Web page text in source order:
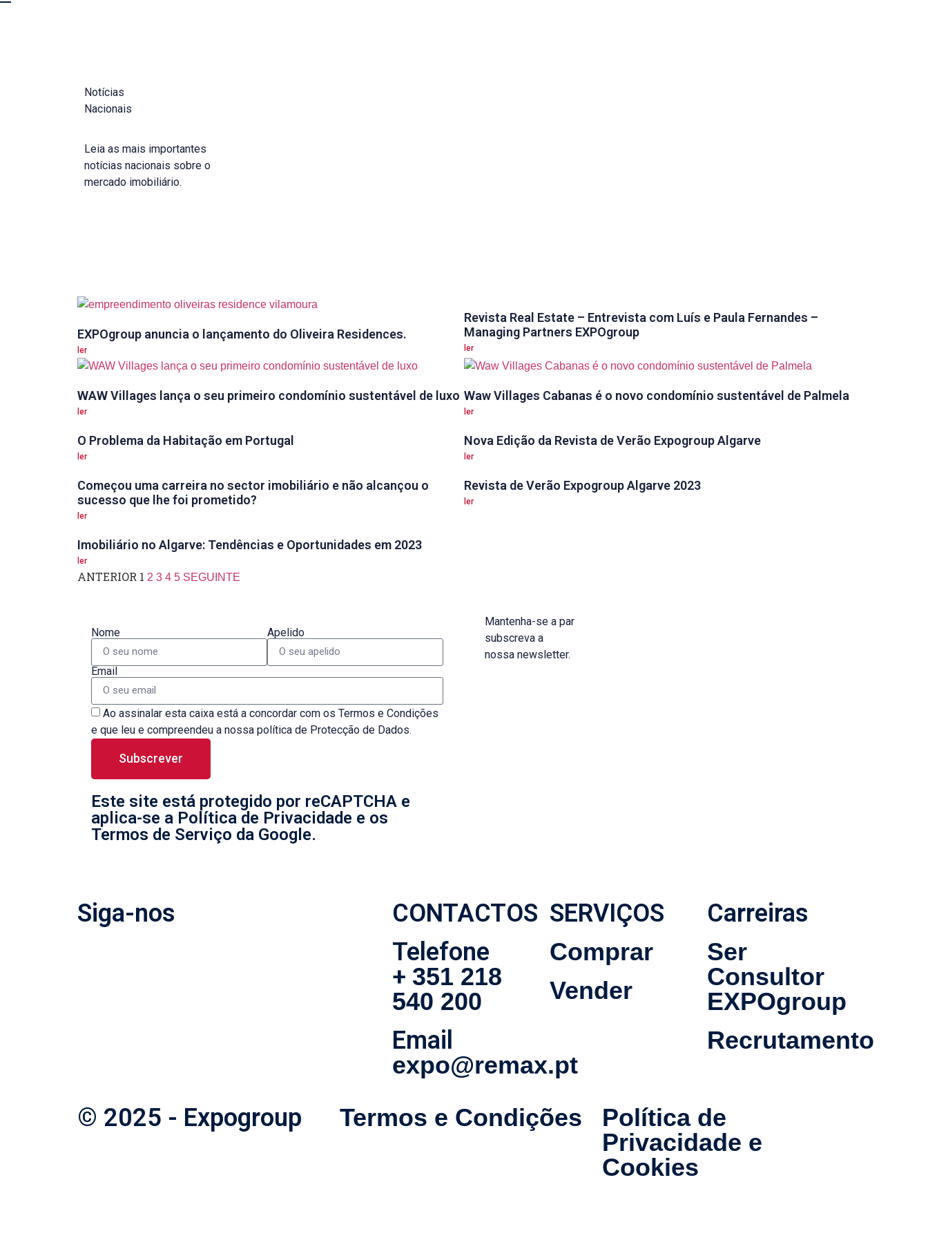
Notícias
Nacionais
Leia as mais importantes
notícias nacionais sobre o
mercado imobiliário.
EXPOgroup anuncia o lançamento do Oliveira Residences.
ler
Revista Real Estate – Entrevista com Luís e Paula Fernandes –
Managing Partners EXPOgroup
ler
WAW Villages lança o seu primeiro condomínio sustentável de luxo
ler
Waw Villages Cabanas é o novo condomínio sustentável de Palmela
ler
O Problema da Habitação em Portugal
ler
Nova Edição da Revista de Verão Expogroup Algarve
ler
Começou uma carreira no sector imobiliário e não alcançou o
sucesso que lhe foi prometido?
ler
Revista de Verão Expogroup Algarve 2023
ler
Imobiliário no Algarve: Tendências e Oportunidades em 2023
ler
ANTERIOR 1 2 3 4 5 SEGUINTE
Nome Apelido
Email
Ao assinalar esta caixa está a concordar com os Termos e Condições
e que leu e compreendeu a nossa política de Protecção de Dados.
Subscrever
Este site está protegido por reCAPTCHA e
aplica-se a Política de Privacidade e os
Termos de Serviço da Google.
Mantenha-se a par
subscreva a
nossa newsletter.
Siga-nos
CONTACTOS
Telefone
+ 351 218
540 200
Email
expo@remax.pt
SERVIÇOS
Comprar
Vender
Carreiras
Ser
Consultor
EXPOgroup
Recrutamento
© 2025 - Expogroup Termos e Condições
Política de
Privacidade e
Cookies